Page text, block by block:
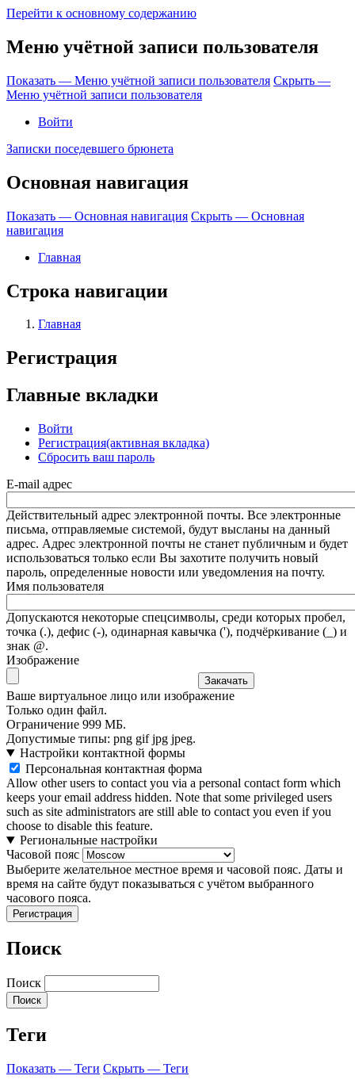
Перейти к основному содержанию
Меню учётной записи пользователя
Показать — Меню учётной записи пользователя Скрыть —
Меню учётной записи пользователя
Войти
Записки поседевшего брюнета
Основная навигация
Показать — Основная навигация Скрыть — Основная
навигация
Главная
Строка навигации
Главная
Регистрация
Главные вкладки
Войти
Регистрация(активная вкладка)
Сбросить ваш пароль
E-mail адрес
Действительный адрес электронной почты. Все электронные
письма, отправляемые системой, будут высланы на данный
адрес. Адрес электронной почты не станет публичным и будет
использоваться только если Вы захотите получить новый
пароль, определенные новости или уведомления на почту.
Имя пользователя
Допускаются некоторые спецсимволы, среди которых пробел,
точка (.), дефис (-), одинарная кавычка ('), подчёркивание (_) и
знак @.
Изображение
Ваше виртуальное лицо или изображение
Только один файл.
Ограничение 999 МБ.
Допустимые типы: png gif jpg jpeg.
Настройки контактной формы
Персональная контактная форма
Allow other users to contact you via a personal contact form which
keeps your email address hidden. Note that some privileged users
such as site administrators are still able to contact you even if you
choose to disable this feature.
Региональные настройки
Часовой пояс
Выберите желательное местное время и часовой пояс. Даты и
время на сайте будут показываться с учётом выбранного
часового пояса.
Поиск
Поиск
Теги
Показать — Теги Скрыть — Теги